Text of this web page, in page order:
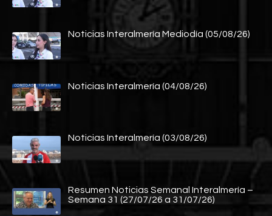
Noticias Interalmería Mediodía (05/08/26)
Noticias Interalmería (04/08/26)
Noticias Interalmería (03/08/26)
Resumen Noticias Semanal Interalmería –
Semana 31 (27/07/26 a 31/07/26)